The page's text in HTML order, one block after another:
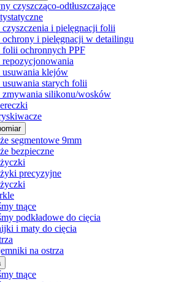
czyszcząco-odtłuszczające
i pielęgnacji folii
i pielęgnacji w detailingu
folii ochronnych PPF
usuwania klejów
starych folii
zmywania silikonu/wosków
segmentowe 9mm
bezpieczne
precyzyjne
tnące
podkładowe do cięcia
i maty do cięcia
na ostrza
tnące